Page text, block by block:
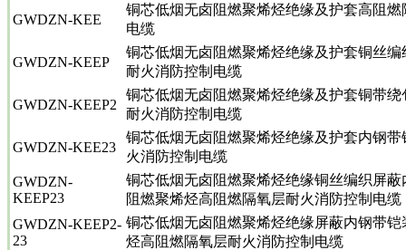
GWDZN-KEE
铜芯低烟无卤阻燃聚烯烃绝缘及护套高阻
电缆
GWDZN-KEEP
铜芯低烟无卤阻燃聚烯烃绝缘及护套铜丝
耐火消防控制电缆
GWDZN-KEEP2
铜芯低烟无卤阻燃聚烯烃绝缘及护套铜带
耐火消防控制电缆
GWDZN-KEE23
铜芯低烟无卤阻燃聚烯烃绝缘及护套内钢
火消防控制电缆
GWDZN-
KEEP23
铜芯低烟无卤阻燃聚烯烃绝缘铜丝编织屏
阻燃聚烯烃高阻燃隔氧层耐火消防控制电缆
GWDZN-KEEP2-
23
铜芯低烟无卤阻燃聚烯烃绝缘屏蔽内钢带
烃高阻燃隔氧层耐火消防控制电缆